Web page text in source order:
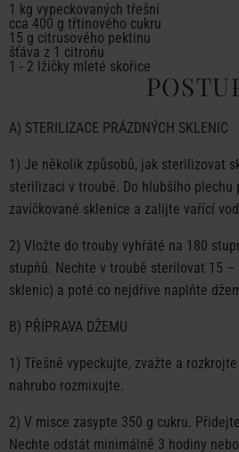
1 kg vypeckovaných třešní
cca 400 g třtinového cukru
15 g citrusového pektinu
šťáva z 1 citrońu
1 - 2 lžičky mleté skořice
A) STERILIZACE PRÁZDNÝCH SKLENIC
1) Je několik způsobů, jak sterilizovat
sterilizaci v troubě. Do hlubšího plechu
zavíčkované sklenice a zalijte vařící
2) Vložte do trouby vyhřáté na 180
stupňů. Nechte v troubě sterilovat 15
sklenic) a poté co nejdříve naplňte
B) PŘÍPRAVA DŽEMU
1) Třešně vypeckujte, zvažte a
nahrubo rozmixujte.
2) V misce zasypte 350 g cukru.
Nechte odstát minimálně 3 hodiny